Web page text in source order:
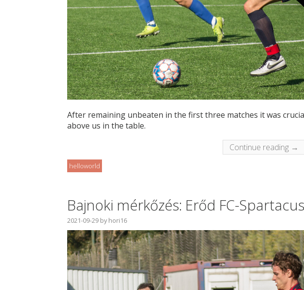
After remaining unbeaten in the first three matches it was
above us in the table.
Continue reading →
helloworld
Bajnoki mérkőzés: Erőd FC-
2021-09-29byhori16